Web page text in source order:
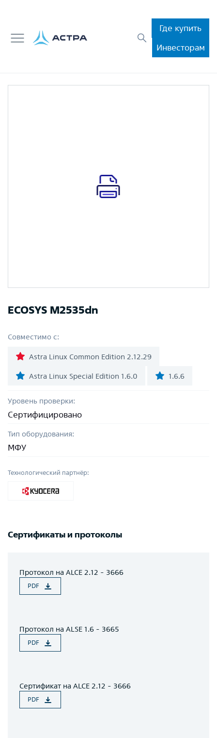
Где купить
Инвесторам
ECOSYS M2535dn
Совместимо с:
Astra Linux Common Edition 2.12.29
Astra Linux Special Edition 1.6.0 1.6.6
Уровень проверки:
Сертифицировано
Тип оборудования:
МФУ
Технологический партнёр:
Сертификаты и протоколы
Протокол на ALCE 2.12 - 3666
PDF
Протокол на ALSE 1.6 - 3665
PDF
Сертификат на ALCE 2.12 - 3666
PDF